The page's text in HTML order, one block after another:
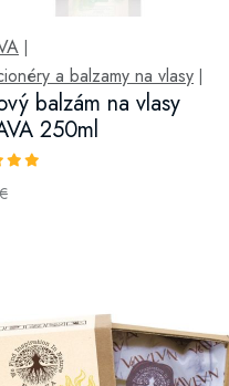
a balzamy na vlasy
balzám na vlasy
250ml